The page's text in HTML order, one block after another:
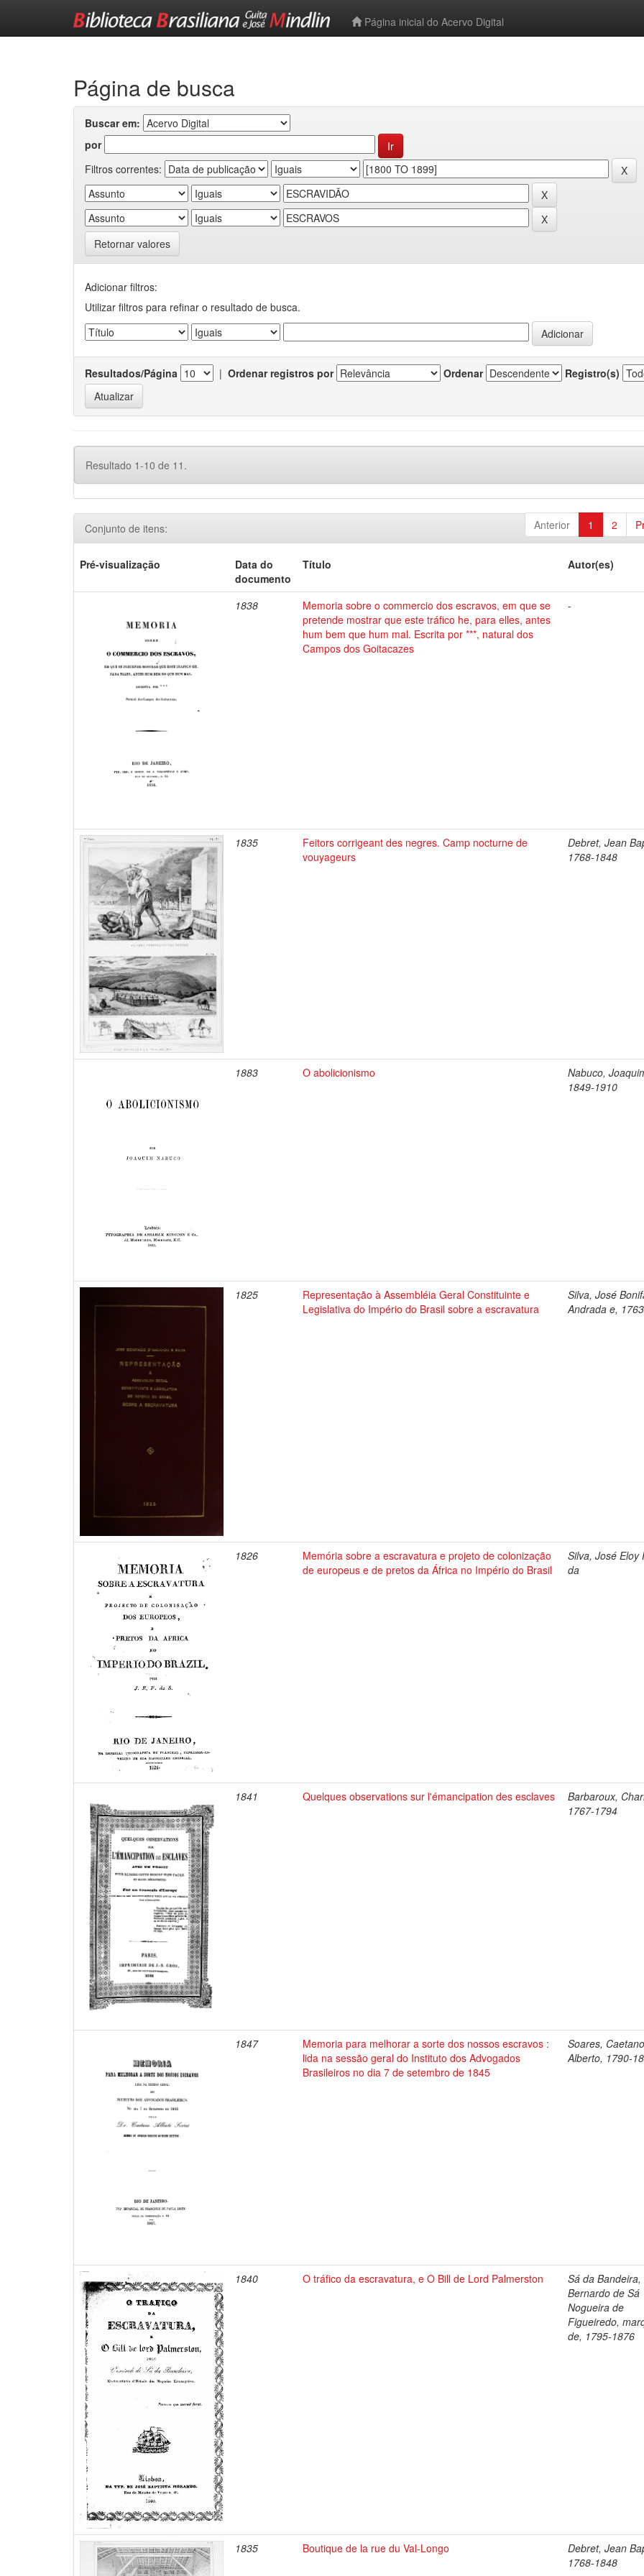
Página inicial do Acervo Digital
Página de busca
Buscar em:
por
Filtros correntes:
Retornar valores
Adicionar filtros:
Utilizar filtros para refinar o resultado de busca.
Resultados/Página | Ordenar registros por Ordenar Registro(s)
Resultado 1-10 de 11.
Anterior 1 2
Conjunto de itens:
Pré-visualização
Data do
documento
Título Autor(es)
1838
Memoria sobre o commercio dos escravos, em que se
pretende mostrar que este tráfico he, para elles, antes
hum bem que hum mal. Escrita por ***, natural dos
Campos dos Goitacazes
-
1835
Feitors corrigeant des negres. Camp nocturne de
vouyageurs
Debret, Jean
1768-1848
1883 O abolicionismo
Nabuco,
1849-1910
1825
Representação à Assembléia Geral Constituinte e
Legislativa do Império do Brasil sobre a escravatura
Silva, José
Andrada e,
1826
Memória sobre a escravatura e projeto de colonização
de europeus e de pretos da África no Império do Brasil
Silva, José Eloy
da
1841 Quelques observations sur l'émancipation des esclaves
Barbaroux,
1767-1794
1847
Memoria para melhorar a sorte dos nossos escravos :
lida na sessão geral do Instituto dos Advogados
Brasileiros no dia 7 de setembro de 1845
Soares,
Alberto, 1790-
1840 O tráfico da escravatura, e O Bill de Lord Palmerston
Sá da Bandeira,
Bernardo de Sá
Nogueira de
Figueiredo,
de, 1795-1876
1835 Boutique de la rue du Val-Longo
Debret, Jean
1768-1848